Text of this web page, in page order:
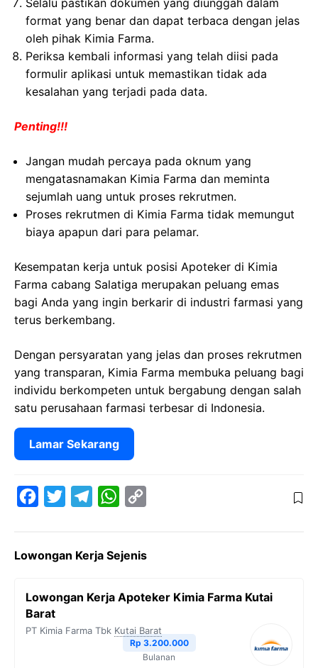
Selalu pastikan dokumen yang diunggah dalam
format yang benar dan dapat terbaca dengan jelas
oleh pihak Kimia Farma.
Periksa kembali informasi yang telah diisi pada
formulir aplikasi untuk memastikan tidak ada
kesalahan yang terjadi pada data.
Penting!!!
Jangan mudah percaya pada oknum yang
mengatasnamakan Kimia Farma dan meminta
sejumlah uang untuk proses rekrutmen.
Proses rekrutmen di Kimia Farma tidak memungut
biaya apapun dari para pelamar.
Kesempatan kerja untuk posisi Apoteker di Kimia
Farma cabang Salatiga merupakan peluang emas
bagi Anda yang ingin berkarir di industri farmasi yang
terus berkembang.
Dengan persyaratan yang jelas dan proses rekrutmen
yang transparan, Kimia Farma membuka peluang bagi
individu berkompeten untuk bergabung dengan salah
satu perusahaan farmasi terbesar di Indonesia.
Lamar Sekarang
e
o
o
t
e
r
e
r
a
W
t
A
p
y
i
k
Lowongan Kerja Sejenis
Lowongan Kerja Apoteker Kimia Farma Kutai
Barat
PT Kimia Farma Tbk Kutai Barat
Rp 3.200.000
Bulanan